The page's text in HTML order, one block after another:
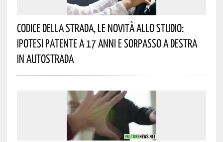
Codice Della Strada, Le Novità Allo Studio:
Ipotesi Patente A 17 Anni E Sorpasso A Destra
In Autostrada